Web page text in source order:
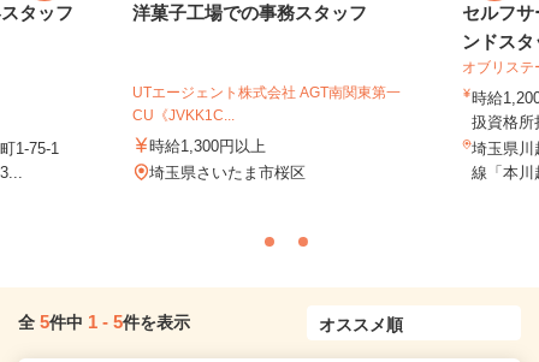
タッフ
1-75-1
洋菓子工場での事務スタッフ
UTエージェント株式会社 AGT南関東第一
CU《JVKK1C...
時給1,300円以上
埼玉県さいたま市桜区
セルフ
ンドスタ
オブリス
時給
扱資格所
埼玉県川
線「本川
全 5件中 1 - 5件を表示